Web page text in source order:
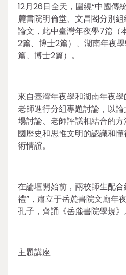
12月26日全天，圍繞“中國傳
麓書院明倫堂、文昌閣分別
論文，此中臺灣年夜學7篇（
2篇、博士2篇）、湖南年夜
篇、博士2篇）。
來自臺灣年夜學和湖南年夜
老師進行分組專題討論，以
場討論、老師評議相結合的
國歷史和思惟文明的認識和
術情誼。
在論壇開始前，兩校師生配
禮”，肅立于岳麓書院文廟年
孔子，齊誦《岳麓書院學規》。
主題講座